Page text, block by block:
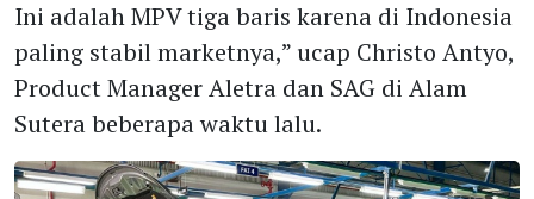
Ini adalah MPV tiga baris karena di Indonesia
paling stabil marketnya,” ucap Christo Antyo,
Product Manager Aletra dan SAG di Alam
Sutera beberapa waktu lalu.